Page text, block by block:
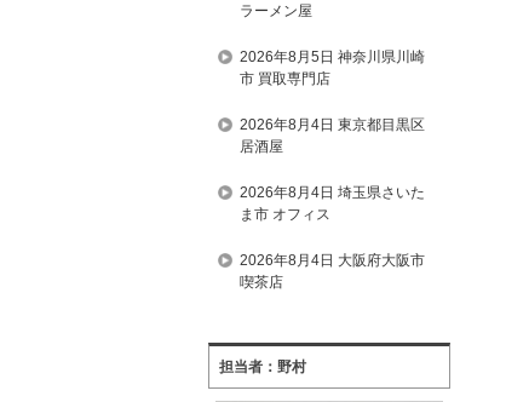
ラーメン屋
2026年8月5日 神奈川県川崎
市 買取専門店
2026年8月4日 東京都目黒区
居酒屋
2026年8月4日 埼玉県さいた
ま市 オフィス
2026年8月4日 大阪府大阪市
喫茶店
担当者：野村